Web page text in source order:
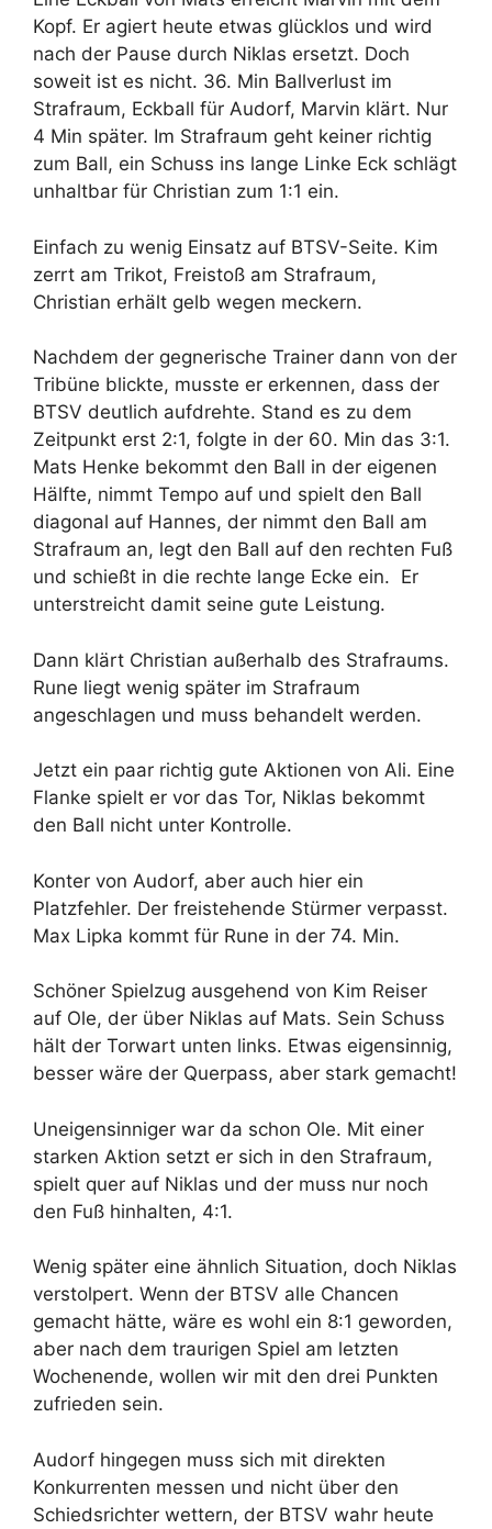
Kopf. Er agiert heute etwas glücklos und wird
nach der Pause durch Niklas ersetzt. Doch
soweit ist es nicht. 36. Min Ballverlust im
Strafraum, Eckball für Audorf, Marvin klärt. Nur
4 Min später. Im Strafraum geht keiner richtig
zum Ball, ein Schuss ins lange Linke Eck schlägt
unhaltbar für Christian zum 1:1 ein.
Einfach zu wenig Einsatz auf BTSV-Seite. Kim
zerrt am Trikot, Freistoß am Strafraum,
Christian erhält gelb wegen meckern.
Nachdem der gegnerische Trainer dann von der
Tribüne blickte, musste er erkennen, dass der
BTSV deutlich aufdrehte. Stand es zu dem
Zeitpunkt erst 2:1, folgte in der 60. Min das 3:1.
Mats Henke bekommt den Ball in der eigenen
Hälfte, nimmt Tempo auf und spielt den Ball
diagonal auf Hannes, der nimmt den Ball am
Strafraum an, legt den Ball auf den rechten Fuß
und schießt in die rechte lange Ecke ein. Er
unterstreicht damit seine gute Leistung.
Dann klärt Christian außerhalb des Strafraums.
Rune liegt wenig später im Strafraum
angeschlagen und muss behandelt werden.
Jetzt ein paar richtig gute Aktionen von Ali. Eine
Flanke spielt er vor das Tor, Niklas bekommt
den Ball nicht unter Kontrolle.
Konter von Audorf, aber auch hier ein
Platzfehler. Der freistehende Stürmer verpasst.
Max Lipka kommt für Rune in der 74. Min.
Schöner Spielzug ausgehend von Kim Reiser
auf Ole, der über Niklas auf Mats. Sein Schuss
hält der Torwart unten links. Etwas eigensinnig,
besser wäre der Querpass, aber stark gemacht!
Uneigensinniger war da schon Ole. Mit einer
starken Aktion setzt er sich in den Strafraum,
spielt quer auf Niklas und der muss nur noch
den Fuß hinhalten, 4:1.
Wenig später eine ähnlich Situation, doch Niklas
verstolpert. Wenn der BTSV alle Chancen
gemacht hätte, wäre es wohl ein 8:1 geworden,
aber nach dem traurigen Spiel am letzten
Wochenende, wollen wir mit den drei Punkten
zufrieden sein.
Audorf hingegen muss sich mit direkten
Konkurrenten messen und nicht über den
Schiedsrichter wettern, der BTSV wahr heute